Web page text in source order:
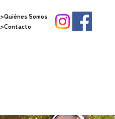
>Quiénes Somos
>Contacto